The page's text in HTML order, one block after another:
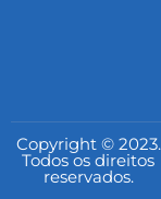
Copyright © 2023.
Todos os direitos
reservados.